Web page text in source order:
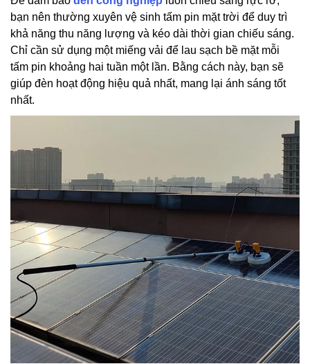
bạn nên thường xuyên vệ sinh tấm pin mặt trời để duy trì
khả năng thu năng lượng và kéo dài thời gian chiếu sáng.
Chỉ cần sử dụng một miếng vải để lau sạch bề mặt mỗi
tấm pin khoảng hai tuần một lần. Bằng cách này, bạn sẽ
giúp đèn hoạt động hiệu quả nhất, mang lại ánh sáng tốt
nhất.